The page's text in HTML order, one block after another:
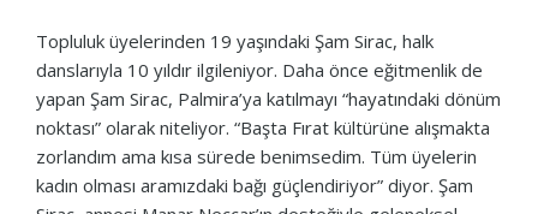
Topluluk üyelerinden 19 yaşındaki Şam Sirac, halk
danslarıyla 10 yıldır ilgileniyor. Daha önce eğitmenlik de
yapan Şam Sirac, Palmira’ya katılmayı “hayatındaki dönüm
noktası” olarak niteliyor. “Başta Fırat kültürüne alışmakta
zorlandım ama kısa sürede benimsedim. Tüm üyelerin
kadın olması aramızdaki bağı güçlendiriyor” diyor. Şam